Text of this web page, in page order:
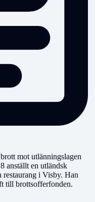
mot utlänningslagen
anställt en utländsk
restaurang i Visby. Han
till brottsofferfonden.